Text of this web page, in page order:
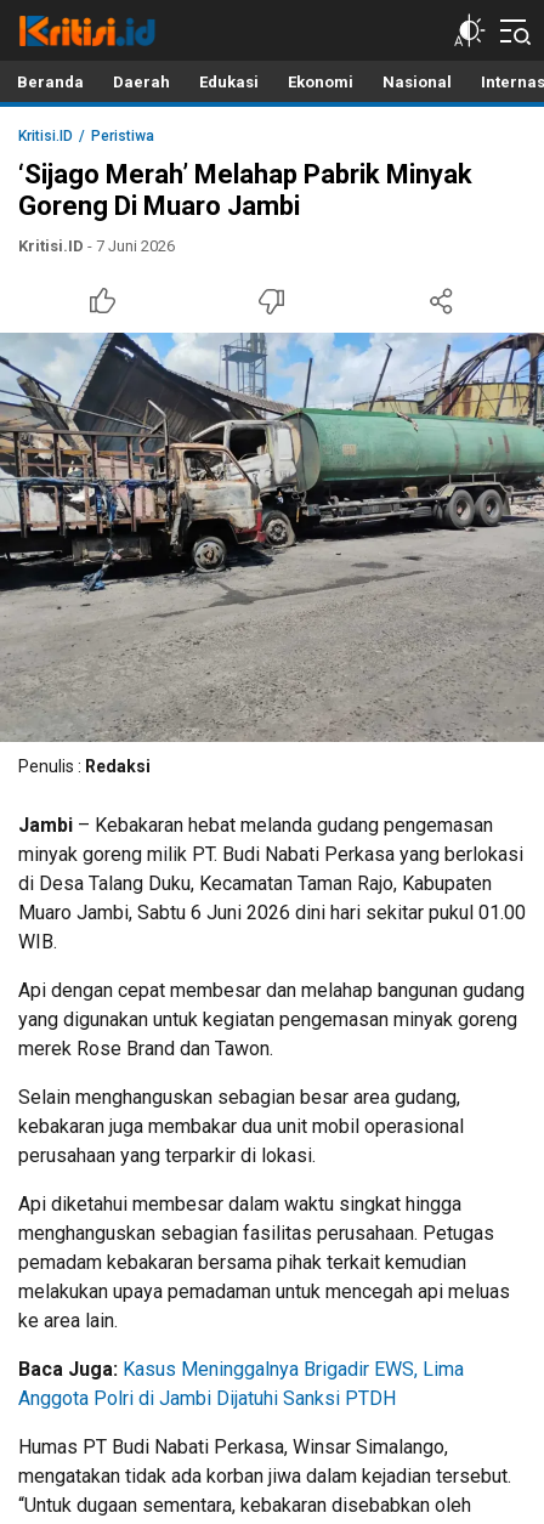
Kritisi.ID
Kritik untuk Negeri!
Beranda Daerah Edukasi Ekonomi Nasional
Kritisi.ID Peristiwa
‘Sijago Merah’ Melahap Pabrik Minyak
Goreng Di Muaro Jambi
Kritisi.ID - 7 Juni 2026
Penulis : Redaksi
Jambi – Kebakaran hebat melanda gudang pengemasan
minyak goreng milik PT. Budi Nabati Perkasa yang berlokasi
di Desa Talang Duku, Kecamatan Taman Rajo, Kabupaten
Muaro Jambi, Sabtu 6 Juni 2026 dini hari sekitar pukul 01.00
WIB.
Api dengan cepat membesar dan melahap bangunan gudang
yang digunakan untuk kegiatan pengemasan minyak goreng
merek Rose Brand dan Tawon.
Selain menghanguskan sebagian besar area gudang,
kebakaran juga membakar dua unit mobil operasional
perusahaan yang terparkir di lokasi.
Api diketahui membesar dalam waktu singkat hingga
menghanguskan sebagian fasilitas perusahaan. Petugas
pemadam kebakaran bersama pihak terkait kemudian
melakukan upaya pemadaman untuk mencegah api meluas
ke area lain.
Baca Juga: Kasus Meninggalnya Brigadir EWS, Lima
Anggota Polri di Jambi Dijatuhi Sanksi PTDH
Humas PT Budi Nabati Perkasa, Winsar Simalango,
mengatakan tidak ada korban jiwa dalam kejadian tersebut.
“Untuk dugaan sementara, kebakaran disebabkan oleh